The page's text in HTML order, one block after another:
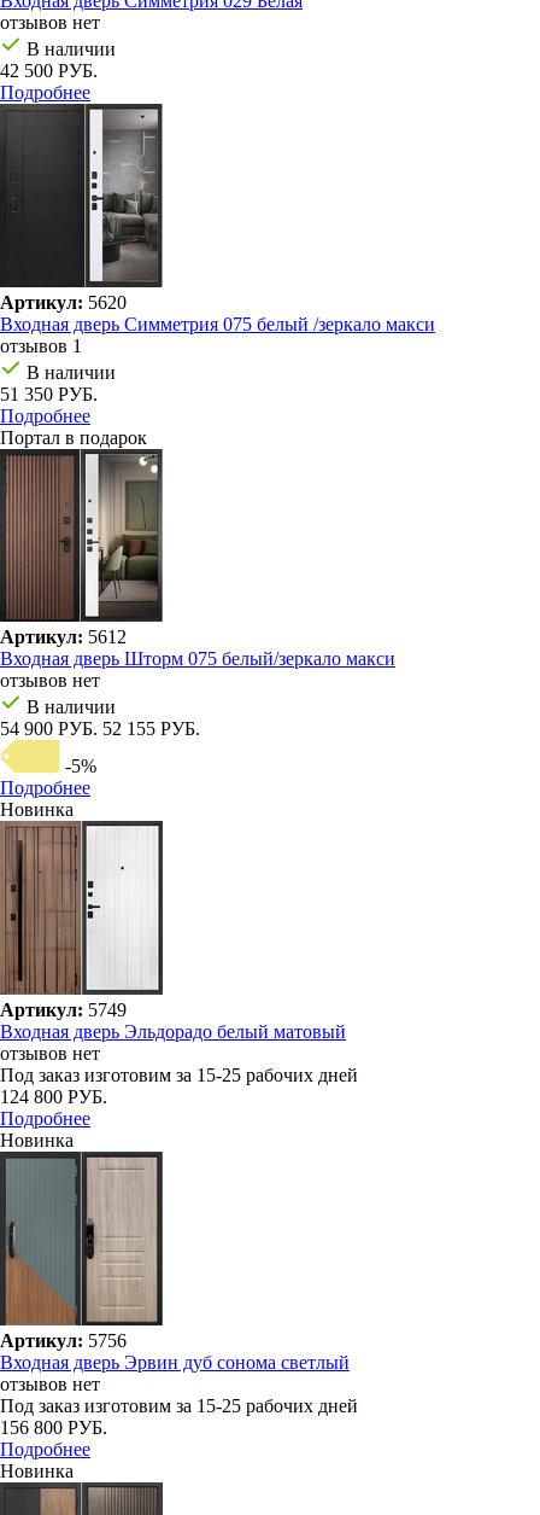
отзывов нет
В наличии
42 500 РУБ.
Подробнее
Артикул: 5620
Входная дверь Симметрия 075 белый /зеркало макси
отзывов 1
В наличии
51 350 РУБ.
Подробнее
Портал в подарок
Артикул: 5612
Входная дверь Шторм 075 белый/зеркало макси
отзывов нет
В наличии
54 900 РУБ. 52 155 РУБ.
-5%
Подробнее
Новинка
Артикул: 5749
Входная дверь Эльдорадо белый матовый
отзывов нет
Под заказ изготовим за 15-25 рабочих дней
124 800 РУБ.
Подробнее
Новинка
Артикул: 5756
Входная дверь Эрвин дуб сонома светлый
отзывов нет
Под заказ изготовим за 15-25 рабочих дней
156 800 РУБ.
Подробнее
Новинка